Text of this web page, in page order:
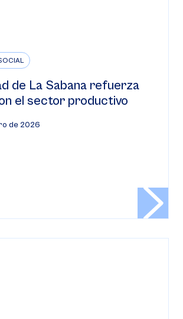
de La Sabana refuerza
el sector productivo
de 2026